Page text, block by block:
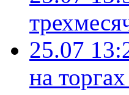
25.07
на